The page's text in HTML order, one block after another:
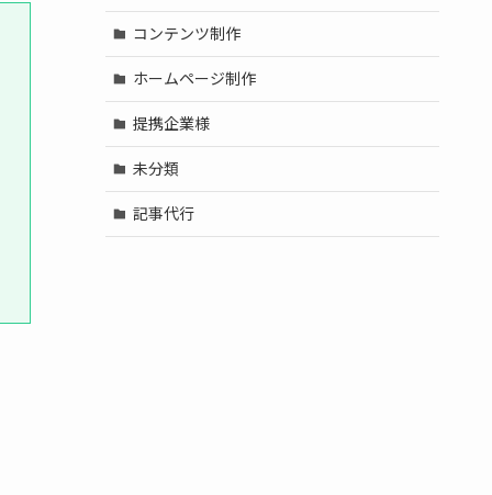
コンテンツ制作
ホームページ制作
提携企業様
未分類
記事代行